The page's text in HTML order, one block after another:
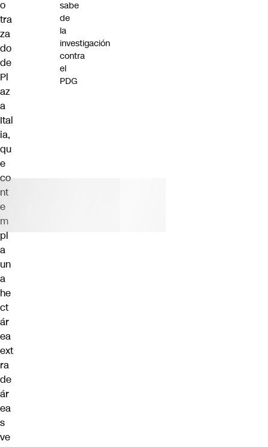
o
tra
za
do
de
Pl
az
a
Ital
ia,
qu
e
co
nt
e
m
pl
a
un
a
he
ct
ár
ea
ext
ra
de
ár
ea
s
ve
sabe
de
la
investigación
contra
el
PDG